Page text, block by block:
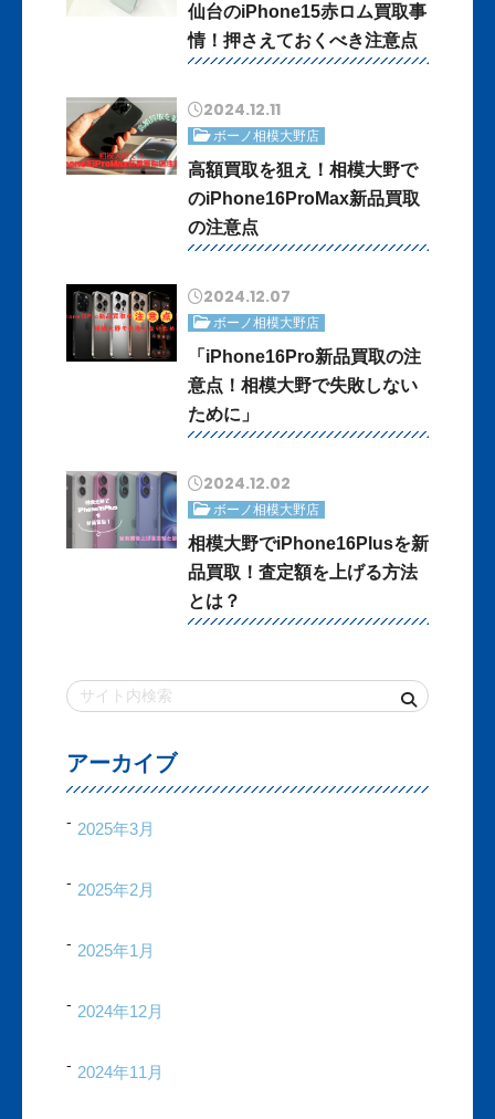
仙台のiPhone15赤ロム買取事
情！押さえておくべき注意点
2024.12.11
ボーノ相模大野店
高額買取を狙え！相模大野で
のiPhone16ProMax新品買取
の注意点
2024.12.07
ボーノ相模大野店
「iPhone16Pro新品買取の注
意点！相模大野で失敗しない
ために」
2024.12.02
ボーノ相模大野店
相模大野でiPhone16Plusを新
品買取！査定額を上げる方法
とは？
アーカイブ
2025年3月
2025年2月
2025年1月
2024年12月
2024年11月